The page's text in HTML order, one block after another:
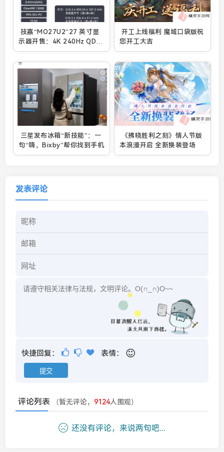
技嘉“MO27U2”27 英寸显
示器开售：4K 240Hz QD-
OLED + 双 5W 扬声器，
5489 元
开工上线福利 魔域口袋版祝
您开工大吉
三星发布冰箱“新技能”：一
句“嗨，Bixby”帮你找到手机
《拂晓胜利之刻》情人节版
本浪漫开启 全新换装登场
发表评论
快捷回复： 表情：
评论列表 （暂无评论， 9124人围观）
还没有评论，来说两句吧...